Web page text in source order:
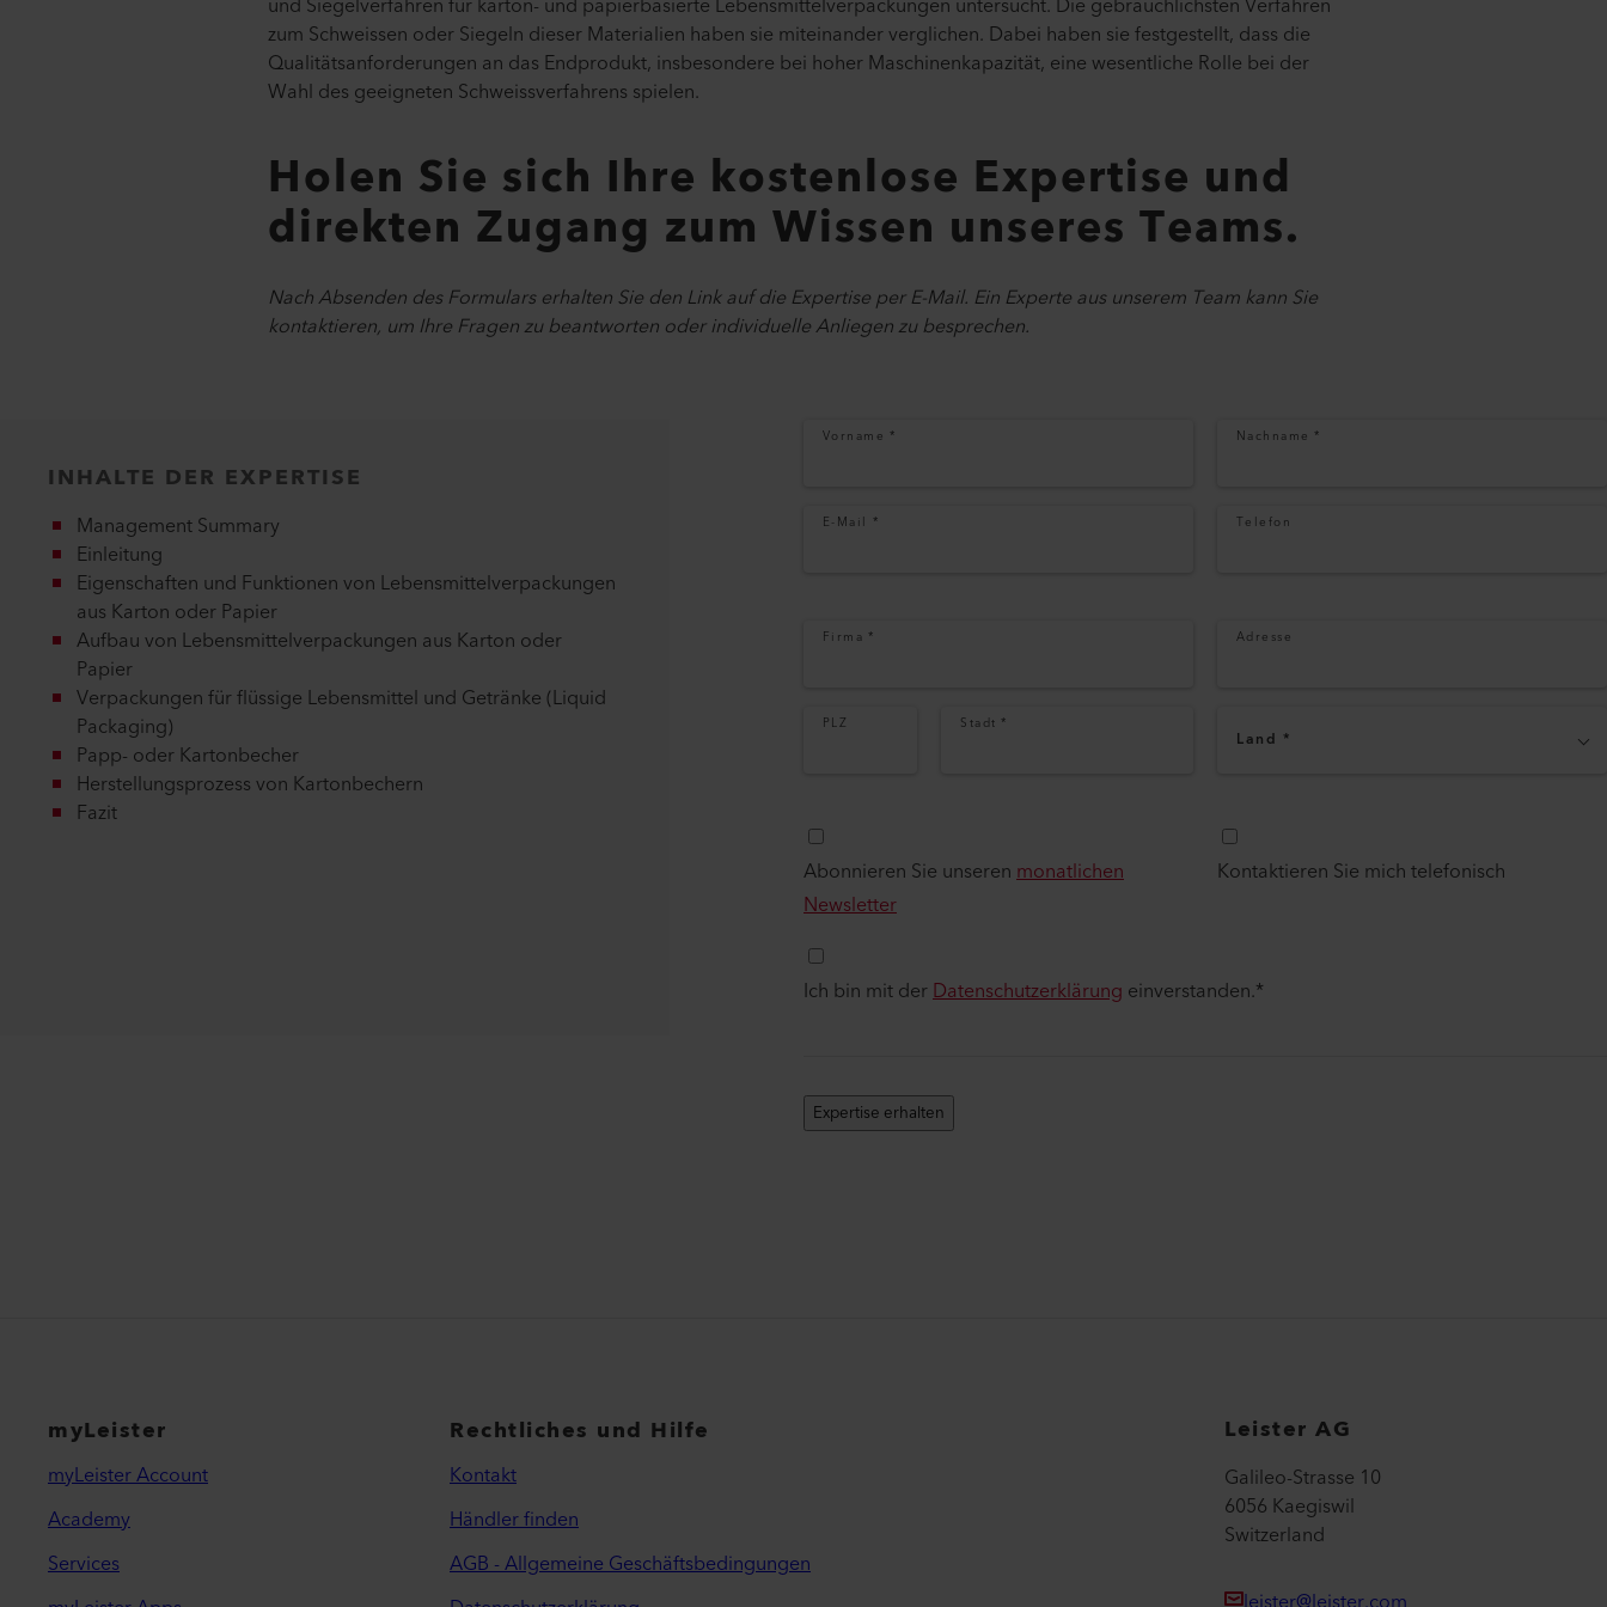
zum Schweissen oder Siegeln dieser Materialien haben sie miteinander verglichen. Dabei haben sie festgestellt, dass die
Qualitätsanforderungen an das Endprodukt, insbesondere bei hoher Maschinenkapazität, eine wesentliche Rolle bei der
Wahl des geeigneten Schweissverfahrens spielen.
Holen Sie sich Ihre kostenlose Expertise und
direkten Zugang zum Wissen unseres Teams.
Nach Absenden des Formulars erhalten Sie den Link auf die Expertise per E-Mail. Ein Experte aus unserem Team kann Sie
kontaktieren, um Ihre Fragen zu beantworten oder individuelle Anliegen zu besprechen.
INHALTE DER EXPERTISE
Management Summary
Einleitung
Eigenschaften und Funktionen von Lebensmittelverpackungen
aus Karton oder Papier
Aufbau von Lebensmittelverpackungen aus Karton oder
Papier
Verpackungen für flüssige Lebensmittel und Getränke (Liquid
Packaging)
Papp- oder Kartonbecher
Herstellungsprozess von Kartonbechern
Fazit
Vorname * Nachname *
E-Mail * Telefon
Firma * Adresse
PLZ Stadt *
Land *
Abonnieren Sie unserenmonatlichen
Newsletter
Kontaktieren Sie mich telefonisch
Ich bin mit derDatenschutzerklärung einverstanden.*
Expertise erhalten
myLeister
myLeister Account
Academy
Services
Rechtliches und Hilfe
Kontakt
Händler finden
AGB - Allgemeine Geschäftsbedingungen
Leister AG
Galileo-Strasse 10
6056 Kaegiswil
Switzerland